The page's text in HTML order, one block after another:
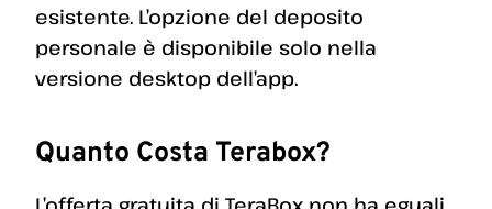
esistente. L’opzione del deposito
personale è disponibile solo nella
versione desktop dell’app.
Quanto Costa Terabox?